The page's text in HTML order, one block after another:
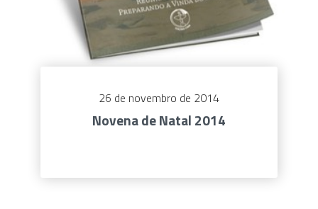
26 de novembro de 2014
Novena de Natal 2014